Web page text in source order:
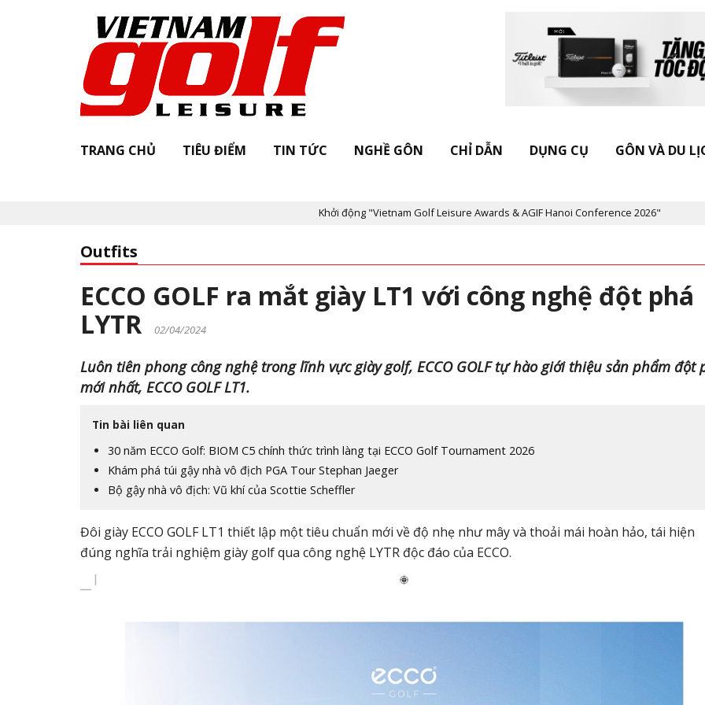
TRANG CHỦ TIÊU ĐIỂM TIN TỨC NGHỀ GÔN CHỈ DẪN DỤNG CỤ GÔN VÀ DU
Khởi động "Vietnam Golf Leisure Awards & AGIF Hanoi Conference 2026" Kỷ niệm 20 năm
Outfits
ECCO GOLF ra mắt giày LT1 với công nghệ đột phá
LYTR
02/04/2024
Luôn tiên phong công nghệ trong lĩnh vực giày golf, ECCO GOLF tự hào giới thiệu sản phẩm đột
mới nhất, ECCO GOLF LT1.
Tin bài liên quan
30 năm ECCO Golf: BIOM C5 chính thức trình làng tại ECCO Golf Tournament 2026
Khám phá túi gậy nhà vô địch PGA Tour Stephan Jaeger
Bộ gậy nhà vô địch: Vũ khí của Scottie Scheffler
Đôi giày ECCO GOLF LT1 thiết lập một tiêu chuẩn mới về độ nhẹ như mây và thoải mái hoàn hảo, tái hiện
đúng nghĩa trải nghiệm giày golf qua công nghệ LYTR độc đáo của ECCO.